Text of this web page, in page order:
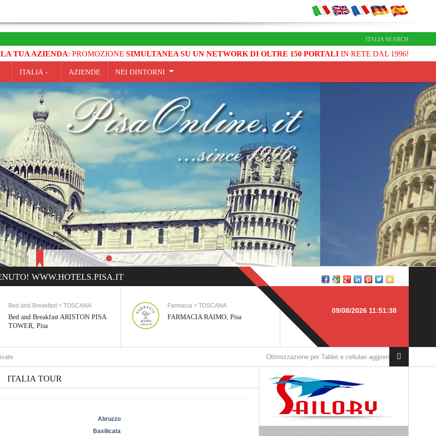
ITALIA SEARCH
LA TUA AZIENDA: PROMOZIONE SIMULTANEA SU UN NETWORK DI OLTRE 150 PORTALIIN RETE DAL 1996!
ITALIA - AZIENDE NEI DINTORNI
WWW.HOTELS.PISA.IT
Farmacia > TOSCANA
FARMACIA RAIMO, Pisa
Gioielleria > TOSCANA
BENEDETTI GIOIELLERIA, Pisa
09/08/2026 11:51:38
Ottimizzazione per Tablet e cellulari aggiornata
ITALIA TOUR